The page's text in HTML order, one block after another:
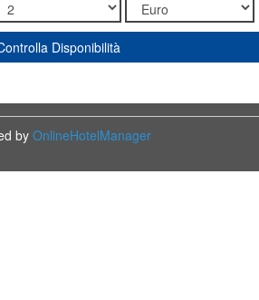
Disponibilità
by OnlineHotelManager